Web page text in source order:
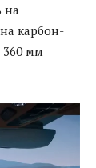
на
​​карбон-
360 мм